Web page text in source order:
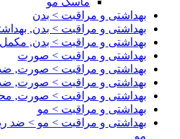
بهداشتی و مراقبت > بدن
بهداشتی و مراقبت > بدن,
بهداشتی و مراقبت > بدن, مکمل
بهداشتی و مراقبت > صورت
بهداشتی و مراقبت > صورت,
بهداشتی و مراقبت > صورت,
بهداشتی و مراقبت > صورت,
بهداشتی و مراقبت > مو
بهداشتی و مراقبت > مو > ضد
مو